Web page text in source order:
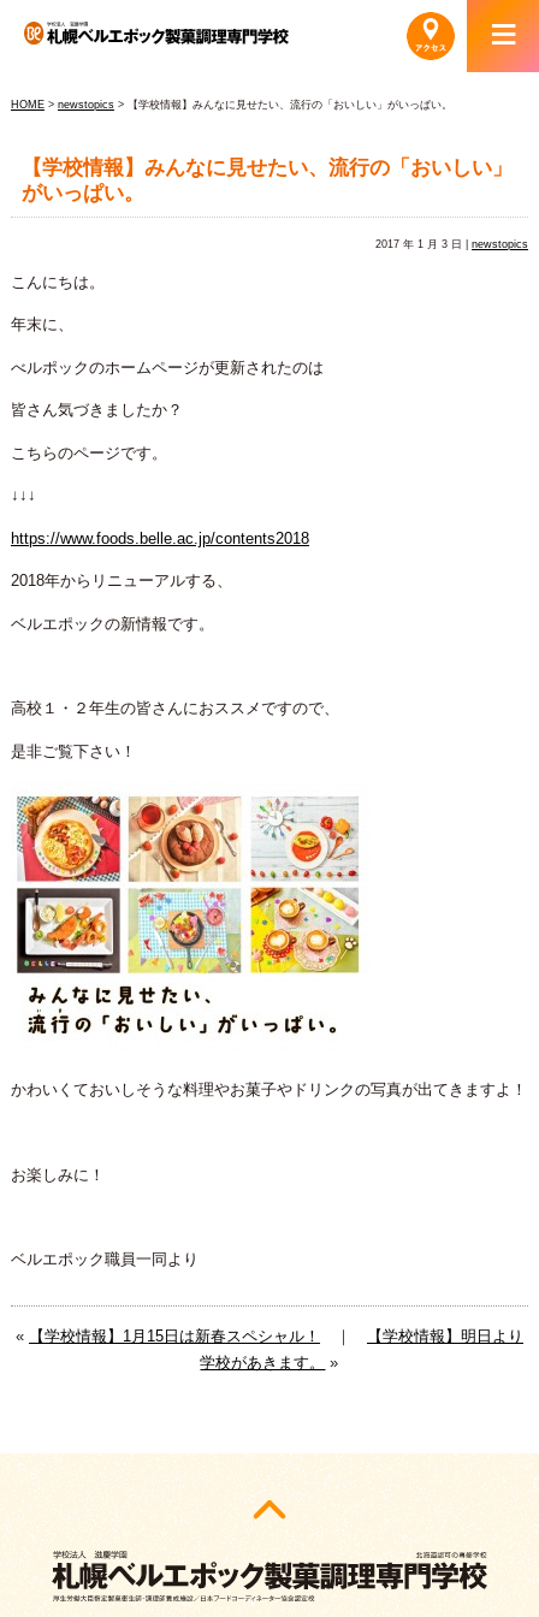
HOME> newstopics> 【学校情報】みんなに見せたい、流行の「おいしい」がいっぱい。
【学校情報】みんなに見せたい、流行の「おいしい」
がいっぱい。
2017 年 1 月 3 日 |newstopics
こんにちは。
年末に、
べルポックのホームページが更新されたのは
皆さん気づきましたか？
こちらのページです。
↓↓↓
https://www.foods.belle.ac.jp/contents2018
2018年からリニューアルする、
ベルエポックの新情報です。
高校１・２年生の皆さんにおススメですので、
是非ご覧下さい！
かわいくておいしそうな料理やお菓子やドリンクの写真が出てきますよ！
お楽しみに！
ベルエポック職員一同より
« 【学校情報】1月15日は新春スペシャル！ ｜
【学校情報】明日より
学校があきます。
»